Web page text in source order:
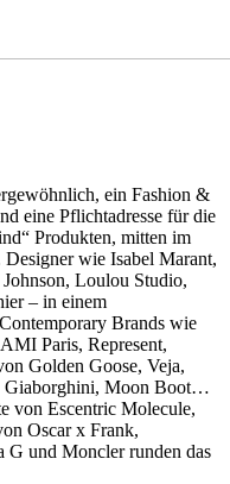
ein Fashion &
eine Pflichtadresse für die
Produkten, mitten im
wie Isabel Marant,
Loulou Studio,
– in einem
Brands wie
Paris, Represent,
Golden Goose, Veja,
Giaborghini, Moon Boot…
von Escentric Molecule,
Oscar x Frank,
G und Moncler runden das